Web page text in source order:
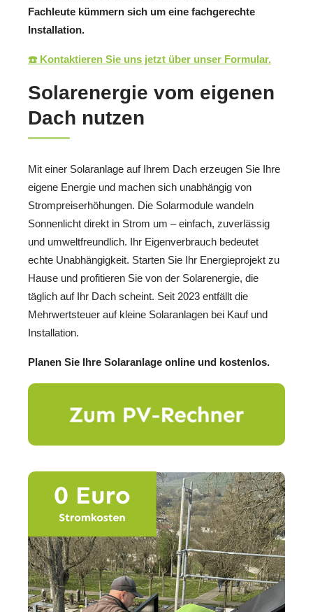
Fachleute kümmern sich um eine fachgerechte
Installation.
☎️ Kontaktieren Sie uns jetzt über unser Formular.
Solarenergie vom eigenen
Dach nutzen
Mit einer Solaranlage auf Ihrem Dach erzeugen Sie Ihre
eigene Energie und machen sich unabhängig von
Strompreiserhöhungen. Die Solarmodule wandeln
Sonnenlicht direkt in Strom um – einfach, zuverlässig
und umweltfreundlich. Ihr Eigenverbrauch bedeutet
echte Unabhängigkeit. Starten Sie Ihr Energieprojekt zu
Hause und profitieren Sie von der Solarenergie, die
täglich auf Ihr Dach scheint. Seit 2023 entfällt die
Mehrwertsteuer auf kleine Solaranlagen bei Kauf und
Installation.
Planen Sie Ihre Solaranlage online und kostenlos.